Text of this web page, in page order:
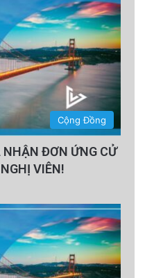
Cộng Đồng
NHẬN ĐƠN ỨNG CỬ
VIÊN!